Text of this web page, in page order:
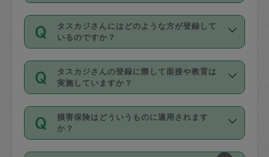
なお、タスカジさんの交通費も、依頼料
金のご請求と合わせてお支払いとなりま
動計算で表示されます。
（例：毎週定期の場合は３回以上のキャ
ンセルが有償（1200円、隔週定期の場合
は２回以上のキャンセルが有償（1200
・ＡＭ ９時～１２時
・ＰＭ １３時～１６時
・夜 １８時～２１時
開始時間を２時間前後変更することが可
能です。依頼送信後、個別にタスカジさ
んにメッセージを送り調整してくださ
い。ただし、２時間を越えての調整はで
掃除、整理収納、洗濯、買い物、料理、
作り置きです。タスカジさんによってで
きる仕事の範囲が異なりますので、依頼
する前にタスカジさんのプロフィールで
確認してください。
基本的に、高所での作業や危険作業、屋
外での作業は対象外です。
タスカジさんにはどのような方が登録して
いるのですか？
主婦として長年の家事経験をお持ちの
方、栄養士・調理師といった資格者で保
育園や学校の給食やレストランで料理関
係の専門職に従事されていた方、日本で
すでにハウスキーパーや英語の先生とし
てお仕事をしているフィリピン出身の
タスカジさんの登録に際して面接や教育は
実施していますか？
応募の際に、各自事務局との面接と説明
を行っています。その後、身分証明書の
写真提出をしていただいています。外国
損害保険はどういうものに適用されます
か？